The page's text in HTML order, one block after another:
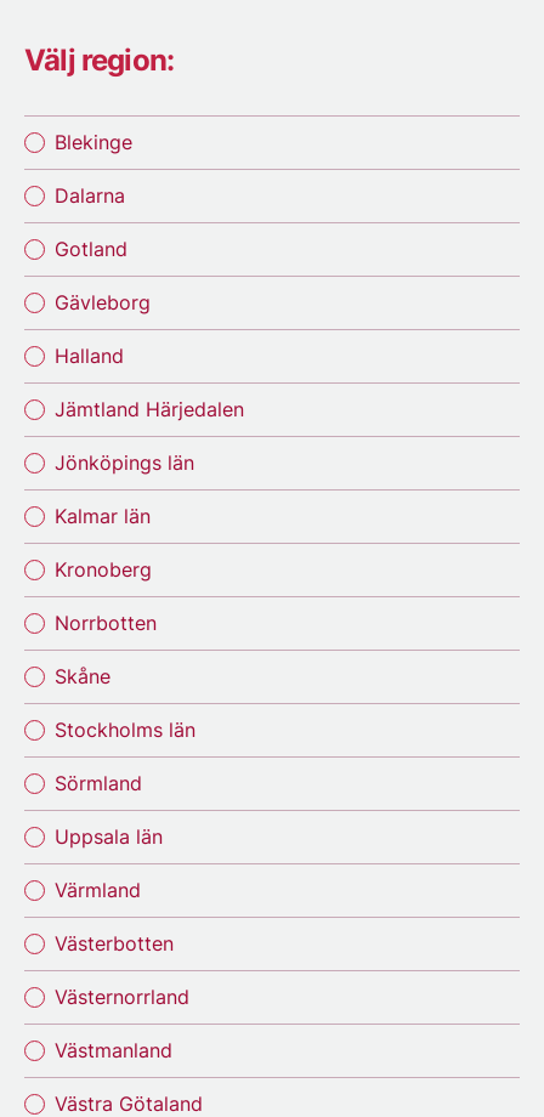
Välj region:
Blekinge
Dalarna
Gotland
Gävleborg
Halland
Jämtland Härjedalen
Jönköpings län
Kalmar län
Kronoberg
Norrbotten
Skåne
Stockholms län
Sörmland
Uppsala län
Värmland
Västerbotten
Västernorrland
Västmanland
Västra Götaland